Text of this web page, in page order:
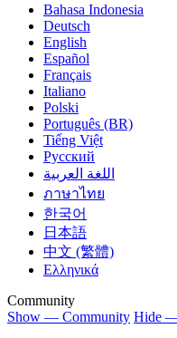
Bahasa Indonesia
Deutsch
English
Español
Français
Italiano
Polski
Português (BR)
Tiếng Việt
Русский
اللغة العربية
ภาษาไทย
한국어
日本語
中文 (繁體)
Ελληνικά
Community
Show — Community Hide